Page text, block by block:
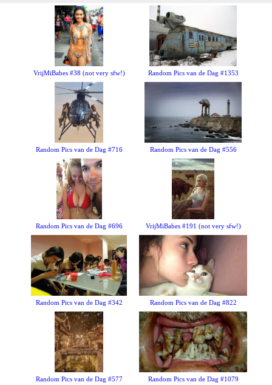
VrijMiBabes #38 (not very sfw!) Random Pics van de Dag #1353
Random Pics van de Dag #716 Random Pics van de Dag #556
Random Pics van de Dag #696 VrijMiBabes #191 (not very sfw!)
Random Pics van de Dag #342 Random Pics van de Dag #822
Random Pics van de Dag #577 Random Pics van de Dag #1079